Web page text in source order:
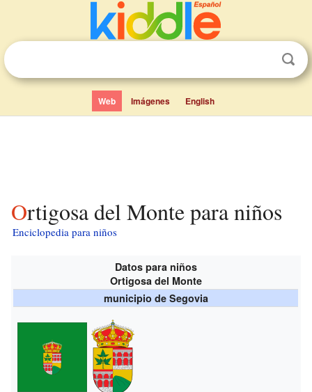
Web Imágenes English
Ortigosa del Monte para niños
Enciclopedia para niños
Datos para niños
Ortigosa del Monte
municipio de Segovia